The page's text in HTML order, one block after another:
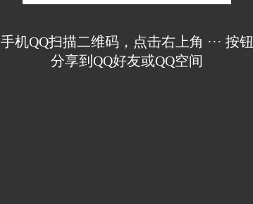
手机QQ扫描二维码，点击右上角 ··· 按钮
分享到QQ好友或QQ空间